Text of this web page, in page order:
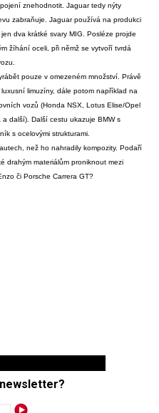
znehodnotit. Jaguar tedy nýty
zabraňuje. Jaguar používá na produkci
dva krátké svary MIG. Posléze projde
žíhání oceli, při němž se vytvoří tvrdá
pouze v omezeném množství. Právě
limuzíny, dále potom například na
vozů (Honda NSX, Lotus Elise/Opel
další). Další cestu ukazuje BMW s
s ocelovými strukturami.
než ho nahradily kompozity. Podaří
drahým materiálům proniknout mezi
či Porsche Carrera GT?